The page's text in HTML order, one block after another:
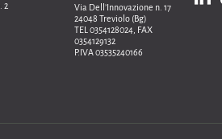
2
Via Dell’Innovazione n. 17
24048 Treviolo (Bg)
TEL 0354128024, FAX
0354129132
P.IVA 03535240166